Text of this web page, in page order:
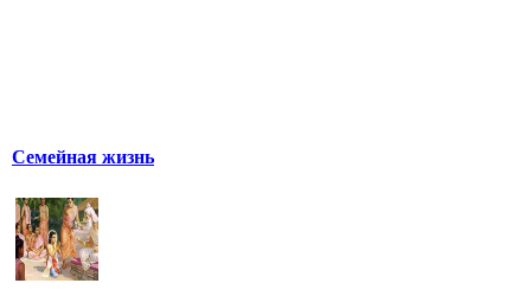
Семейная жизнь